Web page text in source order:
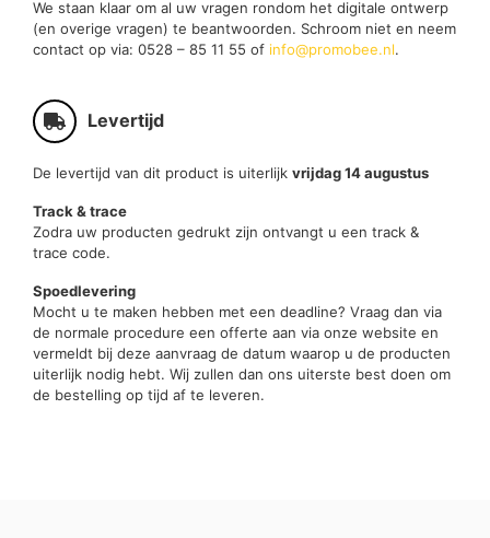
We staan klaar om al uw vragen rondom het digitale ontwerp
(en overige vragen) te beantwoorden. Schroom niet en neem
contact op via: 0528 – 85 11 55 of info@promobee.nl.
Levertijd
De levertijd van dit product is uiterlijk vrijdag 14 augustus
Track & trace
Zodra uw producten gedrukt zijn ontvangt u een track &
trace code.
Spoedlevering
Mocht u te maken hebben met een deadline? Vraag dan via
de normale procedure een offerte aan via onze website en
vermeldt bij deze aanvraag de datum waarop u de producten
uiterlijk nodig hebt. Wij zullen dan ons uiterste best doen om
de bestelling op tijd af te leveren.